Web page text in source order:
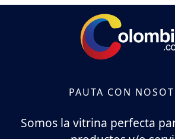
PAUTA CON
Somos la vitrina perfecta